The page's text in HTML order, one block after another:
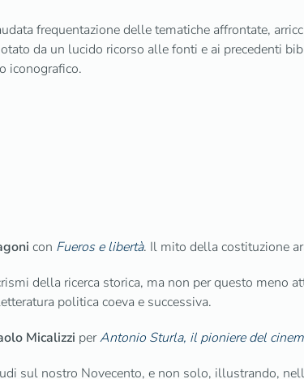
frequentazione delle tematiche affrontate,
da un lucido ricorso alle fonti e ai precedenti
iconografico.
con Fueros e libertà. Il mito della costituzione
della ricerca storica, ma non per questo meno
politica coeva e successiva.
Micalizzi perAntonio Sturla, il pioniere del
sul nostro Novecento, e non solo, illustrando,